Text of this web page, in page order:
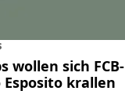
wollen sich FCB-
Esposito krallen